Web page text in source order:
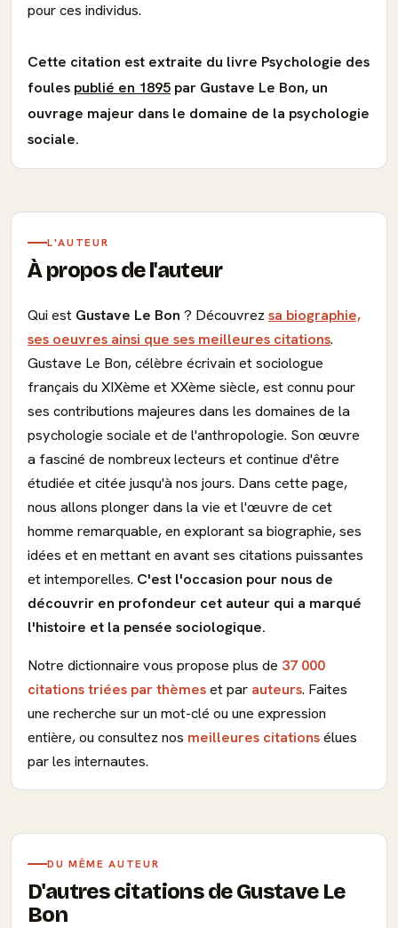
pour ces individus.
Cette citation est extraite du livre Psychologie des
foules publié en 1895 par Gustave Le Bon, un
ouvrage majeur dans le domaine de la psychologie
sociale.
L'AUTEUR
À propos de l'auteur
Qui est Gustave Le Bon ? Découvrez sa biographie,
ses oeuvres ainsi que ses meilleures citations.
Gustave Le Bon, célèbre écrivain et sociologue
français du XIXème et XXème siècle, est connu pour
ses contributions majeures dans les domaines de la
psychologie sociale et de l'anthropologie. Son œuvre
a fasciné de nombreux lecteurs et continue d'être
étudiée et citée jusqu'à nos jours. Dans cette page,
nous allons plonger dans la vie et l'œuvre de cet
homme remarquable, en explorant sa biographie, ses
idées et en mettant en avant ses citations puissantes
et intemporelles. C'est l'occasion pour nous de
découvrir en profondeur cet auteur qui a marqué
l'histoire et la pensée sociologique.
Notre dictionnaire vous propose plus de 37 000
citations triées par thèmeset par auteurs. Faites
une recherche sur un mot-clé ou une expression
entière, ou consultez nos meilleures citationsélues
par les internautes.
DU MÊME AUTEUR
D'autres citations de Gustave Le
Bon